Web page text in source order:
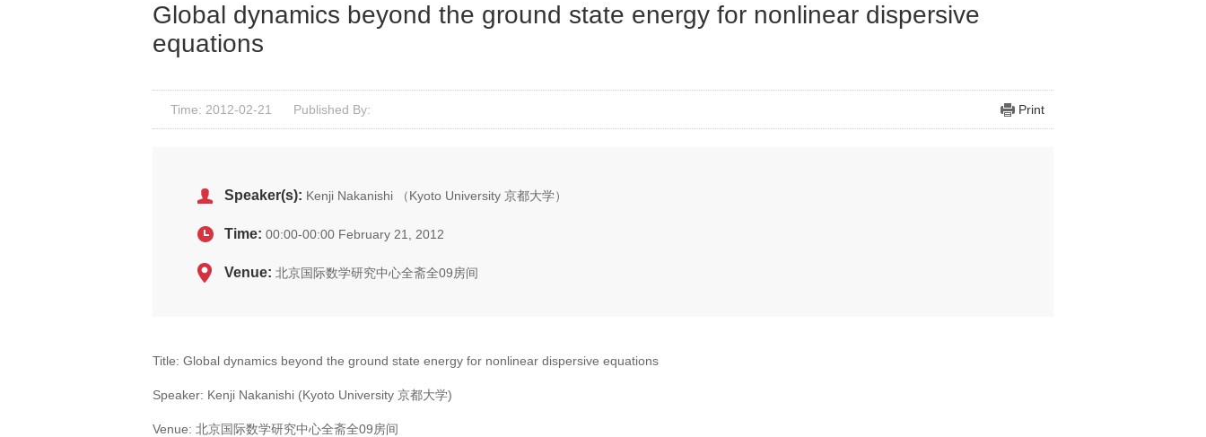
Global dynamics beyond the ground state energy for nonlinear dispersive
equations
Time: 2012-02-21 Published By: Print
Speaker(s): Kenji Nakanishi （Kyoto University 京都大学）
Time: 00:00-00:00 February 21, 2012
Venue: 北京国际数学研究中心全斋全09房间
Title: Global dynamics beyond the ground state energy for nonlinear dispersive equations
Speaker: Kenji Nakanishi (Kyoto University 京都大学)
Venue: 北京国际数学研究中心全斋全09房间